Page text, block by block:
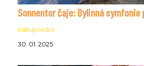
Sonnentor čaje: Bylinná symfonie
nakupování
30. 01. 2025